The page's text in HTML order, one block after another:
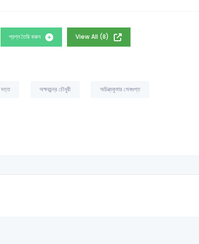
প্রশ্ন তৈরি করুন View All (8)
দত্ত অক্ষয়চন্দ্র চৌধুরী অচিন্ত্যকুমার সেনগুপ্ত